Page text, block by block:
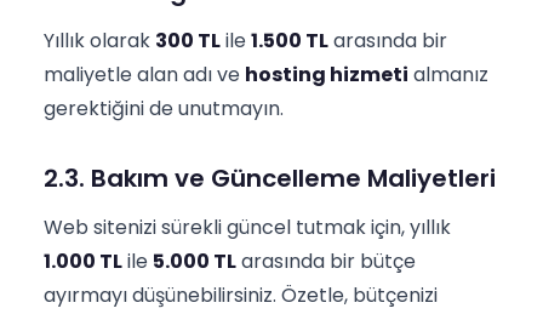
Yıllık olarak 300 TLile1.500 TLarasında bir
maliyetle alan adı ve hosting hizmeti almanız
gerektiğini de unutmayın.
2.3. Bakım ve Güncelleme Maliyetleri
Web sitenizi sürekli güncel tutmak için, yıllık
1.000 TLile 5.000 TLarasında bir bütçe
ayırmayı düşünebilirsiniz. Özetle, bütçenizi